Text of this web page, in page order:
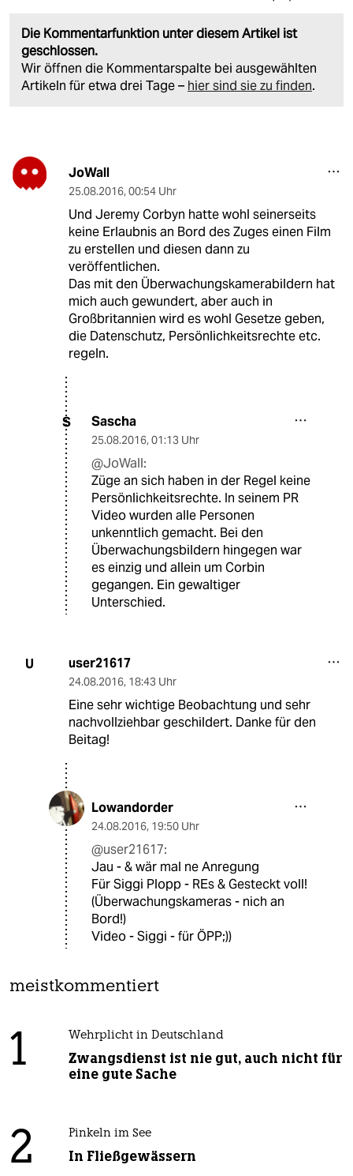
Die Kommentarfunktion unter diesem Artikel ist
geschlossen.
Wir öffnen die Kommentarspalte bei ausgewählten
Artikeln für etwa drei Tage – hier sind sie zu finden.
JoWall
25.08.2016, 00:54 Uhr
Und Jeremy Corbyn hatte wohl seinerseits
keine Erlaubnis an Bord des Zuges einen Film
zu erstellen und diesen dann zu
veröffentlichen.
Das mit den Überwachungskamerabildern hat
mich auch gewundert, aber auch in
Großbritannien wird es wohl Gesetze geben,
die Datenschutz, Persönlichkeitsrechte etc.
regeln.
S Sascha
25.08.2016, 01:13 Uhr
@JoWall:
Züge an sich haben in der Regel keine
Persönlichkeitsrechte. In seinem PR
Video wurden alle Personen
unkenntlich gemacht. Bei den
Überwachungsbildern hingegen war
es einzig und allein um Corbin
gegangen. Ein gewaltiger
Unterschied.
U user21617
24.08.2016, 18:43 Uhr
Eine sehr wichtige Beobachtung und sehr
nachvollziehbar geschildert. Danke für den
Beitag!
Lowandorder
24.08.2016, 19:50 Uhr
@user21617:
Jau - & wär mal ne Anregung
Für Siggi Plopp - REs & Gesteckt voll!
(Überwachungskameras - nich an
Bord!)
Video - Siggi - für ÖPP;))
meistkommentiert
1 Wehrplicht in Deutschland
Zwangsdienst ist nie gut, auch nicht für
eine gute Sache
2 Pinkeln im See
In Fließgewässern